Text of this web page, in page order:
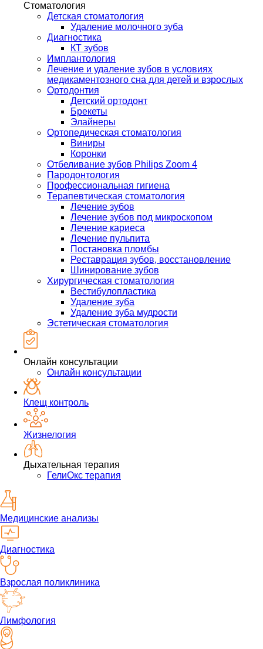
Стоматология
Детская стоматология
Удаление молочного зуба
Диагностика
КТ зубов
Имплантология
Лечение и удаление зубов в условиях
медикаментозного сна для детей и взрослых
Ортодонтия
Детский ортодонт
Брекеты
Элайнеры
Ортопедическая стоматология
Виниры
Коронки
Отбеливание зубов Philips Zoom 4
Пародонтология
Профессиональная гигиена
Терапевтическая стоматология
Лечение зубов
Лечение зубов под микроскопом
Лечение кариеса
Лечение пульпита
Постановка пломбы
Реставрация зубов, восстановление
Шинирование зубов
Хирургическая стоматология
Вестибулопластика
Удаление зуба
Удаление зуба мудрости
Эстетическая стоматология
Онлайн консультации
Онлайн консультации
Клещ контроль
Жизнелогия
Дыхательная терапия
ГелиОкс терапия
Медицинские анализы
Диагностика
Взрослая поликлиника
Лимфология